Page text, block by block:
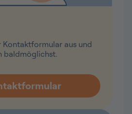
Kontaktformular aus und
baldmöglichst.